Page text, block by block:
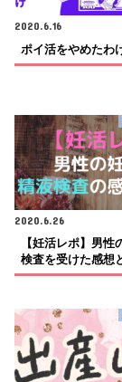
2020.6.16
ポイ活をやめたわ
2020.6.26
【妊活レポ】男
検査を受けた感想